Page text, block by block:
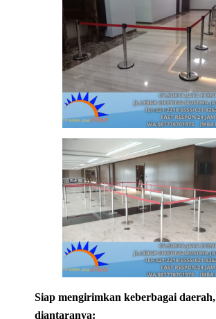
Siap mengirimkan keberbagai daerah,
diantaranya: